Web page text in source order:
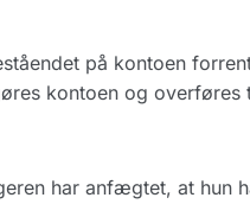
på kontoen
kontoen og overføres
har anfægtet, at hun